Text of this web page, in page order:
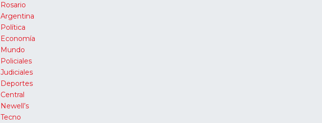
Rosario
Argentina
Política
Economía
Mundo
Policiales
Judiciales
Deportes
Central
Newell’s
Tecno